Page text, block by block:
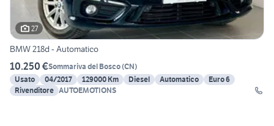
27
BMW 218d - Automatico
10.250 €Sommariva del Bosco(CN)
Usato
04/2017 129000 Km Diesel Automatico
Euro 6
Rivenditore AUTOEMOTIONS